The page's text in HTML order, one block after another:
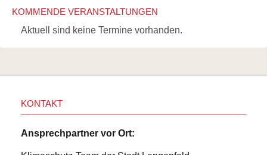
KOMMENDE VERANSTALTUNGEN
Aktuell sind keine Termine vorhanden.
KONTAKT
Ansprechpartner vor Ort: